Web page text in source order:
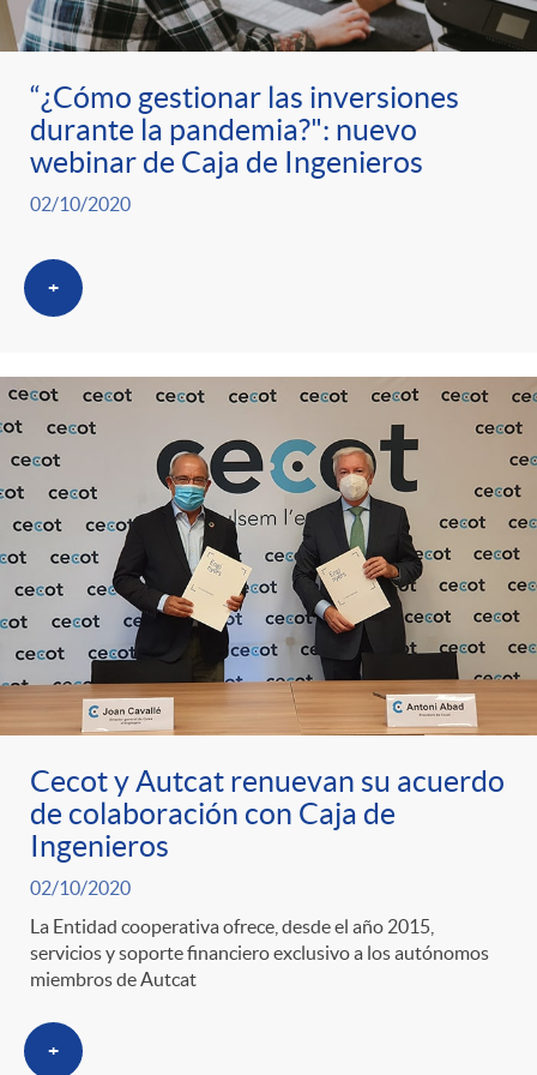
r
a
S
a
l
a
d
e
p
r
e
n
s
n
p
r
c
a
t
e
g
o
r
í
a
e
n
d
o
A
n
c
l
a
F
i
l
l
i
c
a
d
o
r
d
e
c
o
n
t
e
“¿Cómo gestionar las inversiones
durante la pandemia?": nuevo
webinar de Caja de Ingenieros
02/10/2020
+
Cecot y Autcat renuevan su acuerdo
de colaboración con Caja de
Ingenieros
02/10/2020
La Entidad cooperativa ofrece, desde el año 2015,
servicios y soporte financiero exclusivo a los autónomos
miembros de Autcat
+